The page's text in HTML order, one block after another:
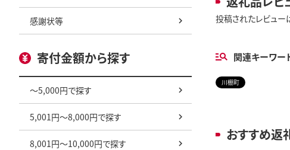
感謝状等
寄付金額から探す
～5,000円で探す
5,001円～8,000円で探す
8,001円～10,000円で探す
投稿されたレビュー
関連キーワー
川棚町
おすすめ返